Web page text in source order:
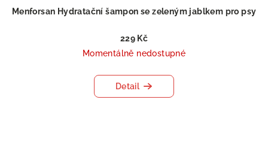
Menforsan Hydratační šampon se zeleným jablkem pro psy
229 Kč
Momentálně nedostupné
Detail